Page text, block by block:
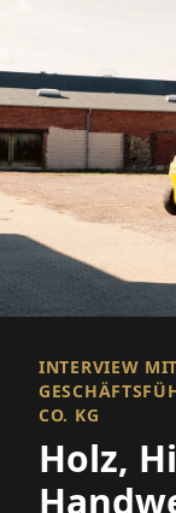
INTERVIEW
CO. KG
Holz,